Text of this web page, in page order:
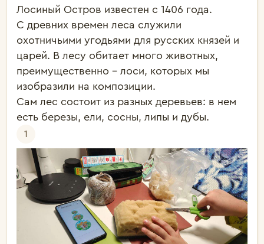
Лосиный Остров известен с 1406 года.
С древних времен леса служили
охотничьими угодьями для русских князей и
царей. В лесу обитает много животных,
преимущественно - лоси, которых мы
изобразили на композиции.
Сам лес состоит из разных деревьев: в нем
есть березы, ели, сосны, липы и дубы.
1